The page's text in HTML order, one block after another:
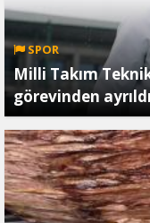
SPOR
Milli Takım
görevinden ayrıldı